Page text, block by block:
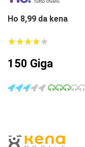
Ho 8,99 da kena
★★★★★
★★★★★
150 Giga